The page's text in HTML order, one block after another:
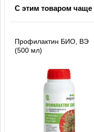
С этим товаром чаще
Профилактин БИО, ВЭ
(500 мл)